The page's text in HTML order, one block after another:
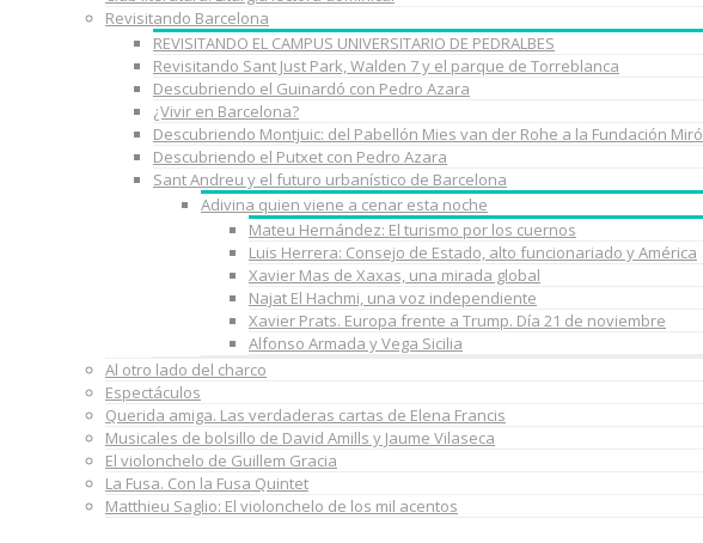
Revisitando Barcelona
REVISITANDO EL CAMPUS UNIVERSITARIO DE PEDRALBES
Revisitando Sant Just Park, Walden 7 y el parque de Torreblanca
Descubriendo el Guinardó con Pedro Azara
¿Vivir en Barcelona?
Descubriendo Montjuic: del Pabellón Mies van der Rohe a la Fundación Miró
Descubriendo el Putxet con Pedro Azara
Sant Andreu y el futuro urbanístico de Barcelona
Adivina quien viene a cenar esta noche
Mateu Hernández: El turismo por los cuernos
Luis Herrera: Consejo de Estado, alto funcionariado y América
Xavier Mas de Xaxas, una mirada global
Najat El Hachmi, una voz independiente
Xavier Prats. Europa frente a Trump. Día 21 de noviembre
Alfonso Armada y Vega Sicilia
Al otro lado del charco
Espectáculos
Querida amiga. Las verdaderas cartas de Elena Francis
Musicales de bolsillo de David Amills y Jaume Vilaseca
El violonchelo de Guillem Gracia
La Fusa. Con la Fusa Quintet
Matthieu Saglio: El violonchelo de los mil acentos